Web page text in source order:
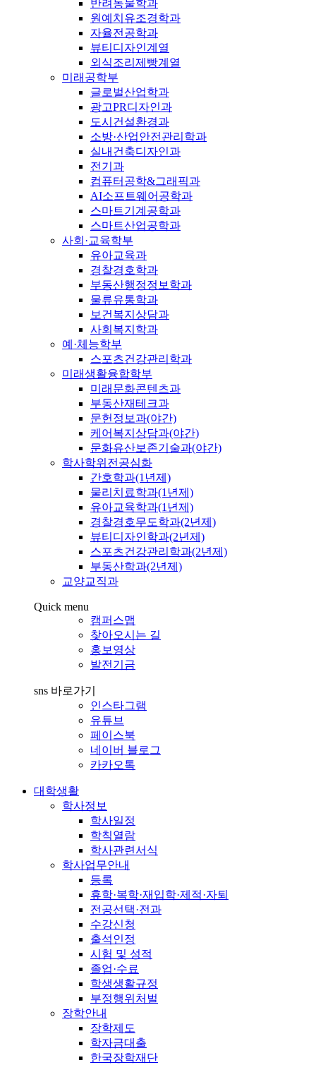
반려동물학과
원예치유조경학과
자율전공학과
뷰티디자인계열
외식조리제빵계열
미래공학부
글로벌산업학과
광고PR디자인과
도시건설환경과
소방·산업안전관리학과
실내건축디자인과
전기과
컴퓨터공학&그래픽과
AI소프트웨어공학과
스마트기계공학과
스마트산업공학과
사회·교육학부
유아교육과
경찰경호학과
부동산행정정보학과
물류유통학과
보건복지상담과
사회복지학과
예·체능학부
스포츠건강관리학과
미래생활융합학부
미래문화콘텐츠과
부동산재테크과
문헌정보과(야간)
케어복지상담과(야간)
문화유산보존기술과(야간)
학사학위전공심화
간호학과(1년제)
물리치료학과(1년제)
유아교육학과(1년제)
경찰경호무도학과(2년제)
뷰티디자인학과(2년제)
스포츠건강관리학과(2년제)
부동산학과(2년제)
교양교직과
Quick menu
캠퍼스맵
찾아오시는 길
홍보영상
발전기금
sns 바로가기
인스타그램
유튜브
페이스북
네이버 블로그
카카오톡
대학생활
학사정보
학사일정
학칙열람
학사관련서식
학사업무안내
등록
휴학·복학·재입학·제적·자퇴
전공선택·전과
수강신청
출석인정
시험 및 성적
졸업·수료
학생생활규정
부정행위처벌
장학안내
장학제도
학자금대출
한국장학재단